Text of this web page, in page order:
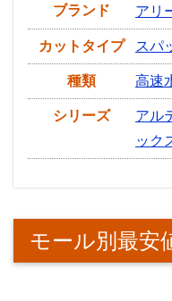
ブランド アリ
カットタイプ スパ
種類 高速
シリーズ
アル
ック
モール別最安